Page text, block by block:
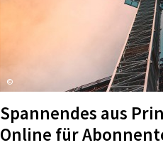
©
Spannendes aus
Online für